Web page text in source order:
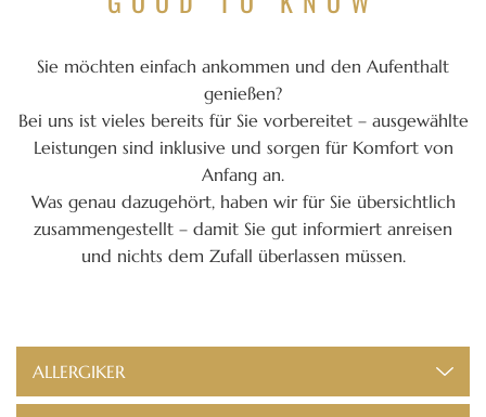
Sie möchten einfach ankommen und den Aufenthalt
genießen?
Bei uns ist vieles bereits für Sie vorbereitet – ausgewählte
Leistungen sind inklusive und sorgen für Komfort von
Anfang an.
Was genau dazugehört, haben wir für Sie übersichtlich
zusammengestellt – damit Sie gut informiert anreisen
und nichts dem Zufall überlassen müssen.
ALLERGIKER